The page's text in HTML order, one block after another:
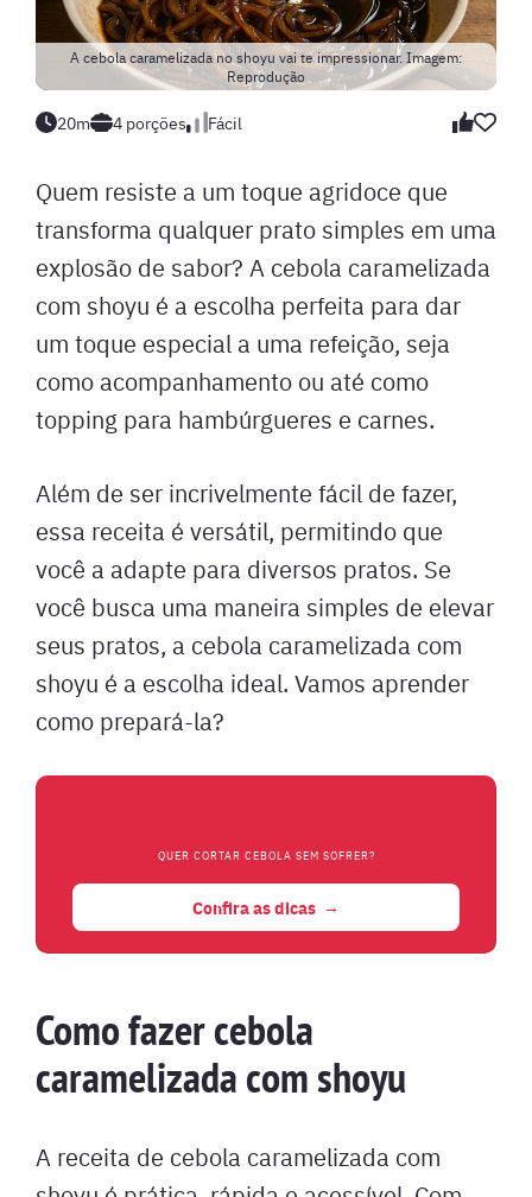
A cebola caramelizada no shoyu vai te impressionar. Imagem:
Reprodução
20m 4 porções Fácil
Quem resiste a um toque agridoce que
transforma qualquer prato simples em uma
explosão de sabor? A cebola caramelizada
com shoyu é a escolha perfeita para dar
um toque especial a uma refeição, seja
como acompanhamento ou até como
topping para hambúrgueres e carnes.
Além de ser incrivelmente fácil de fazer,
essa receita é versátil, permitindo que
você a adapte para diversos pratos. Se
você busca uma maneira simples de elevar
seus pratos, a cebola caramelizada com
shoyu é a escolha ideal. Vamos aprender
como prepará-la?
QUER CORTAR CEBOLA SEM SOFRER?
Confira as dicas
Como fazer cebola
caramelizada com shoyu
A receita de cebola caramelizada com